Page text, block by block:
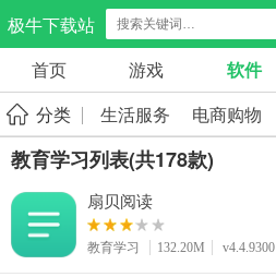
极牛下载站
应用分类
生活服务
298款应用
电商购物
86款应用
气象交通
84款应用
478款应用
首页 游戏 软件
分类
生活服务 电商购物
教育学习列表(共178款)
扇贝阅读
教育学习 132.20M v4.4.9300